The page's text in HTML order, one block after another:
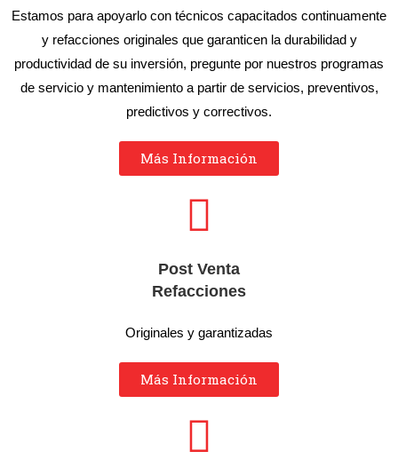
Estamos para apoyarlo con técnicos capacitados continuamente
y refacciones originales que garanticen la durabilidad y
productividad de su inversión, pregunte por nuestros programas
de servicio y mantenimiento a partir de servicios, preventivos,
predictivos y correctivos.
Más Información
Post Venta
Refacciones
Originales y garantizadas
Más Información